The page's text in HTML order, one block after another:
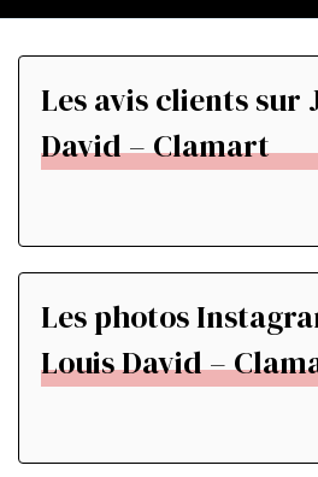
Les avis clients sur
David – Clamart
Les photos
Louis David –